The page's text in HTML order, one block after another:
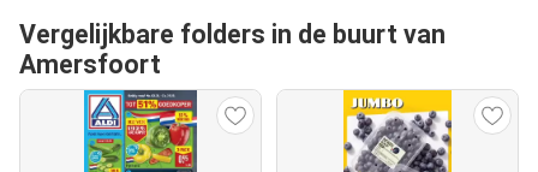
Vergelijkbare folders in de buurt van
Amersfoort